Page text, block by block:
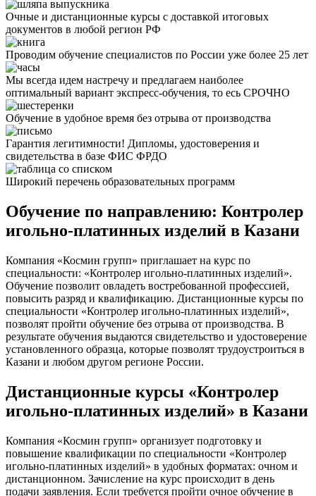
Очные и дистанционные курсы с доставкой итоговых
документов в любой регион РФ
Проводим обучение специалистов по России уже более 25 лет
Мы всегда идем настречу и предлагаем наиболее
оптимальный вариант экспресс-обучения, то есь СРОЧНО
Обучение в удобное время без отрыва от производства
Гарантия легитимности! Дипломы, удостоверения и
свидетельства в базе ФИС ФРДО
Широкий перечень образовательных программ
Обучение по направлению: Контролер
игольно-платинных изделий в Казани
Компания «Космин групп» приглашает на курс по
специальности: «Контролер игольно-платинных изделий».
Обучение позволит овладеть востребованной профессией,
повысить разряд и квалификацию. Дистанционные курсы по
специальности «Контролер игольно-платинных изделий»,
позволят пройти обучение без отрыва от производства. В
результате обучения выдаются свидетельство и удостоверение
установленного образца, которые позволят трудоустроиться в
Казани и любом другом регионе России.
Дистанционные курсы «Контролер
игольно-платинных изделий» в Казани
Компания «Космин групп» организует подготовку и
повышение квалификации по специальности «Контролер
игольно-платинных изделий» в удобных форматах: очном и
дистанционном. Зачисление на курс происходит в день
подачи заявления. Если требуется пройти очное обучение в